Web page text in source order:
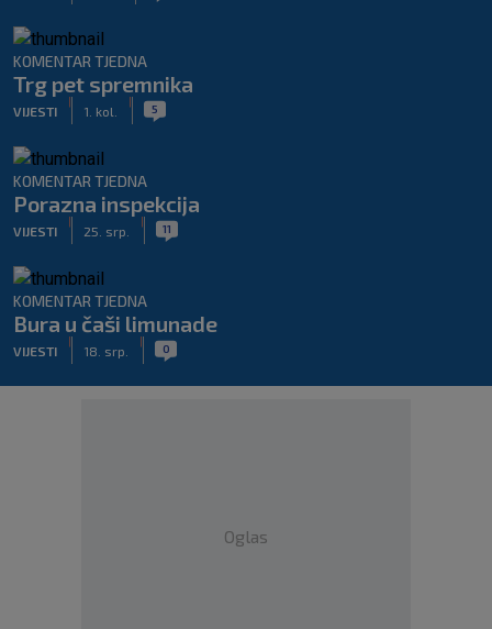
KOMENTAR TJEDNA
Trg pet spremnika
VIJESTI 1. kol. 5
KOMENTAR TJEDNA
Porazna inspekcija
VIJESTI 25. srp. 11
KOMENTAR TJEDNA
Bura u čaši limunade
VIJESTI 18. srp. 0
Oglas